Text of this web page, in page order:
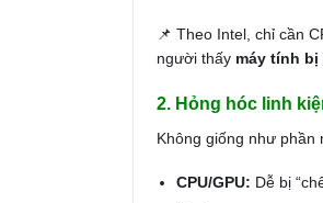
📌 Theo Intel, chỉ cần
người thấy máy tính bị
2. Hỏng hóc linh
Không giống như phần
CPU/GPU: Dễ bị